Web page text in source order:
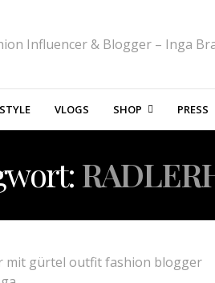
VLOGS SHOP PRESS